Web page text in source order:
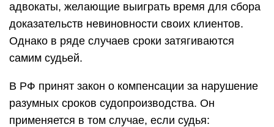
адвокаты, желающие выиграть время для сбора
доказательств невиновности своих клиентов.
Однако в ряде случаев сроки затягиваются
самим судьей.
В РФ принят закон о компенсации за нарушение
разумных сроков судопроизводства. Он
применяется в том случае, если судья: